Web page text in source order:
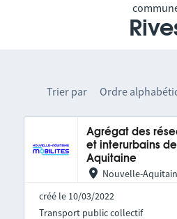
Trier par Ordre
Agrégat des
et interurbains
Aquitaine
Nouvelle-
créé le 10/03/2022
Transport public collectif